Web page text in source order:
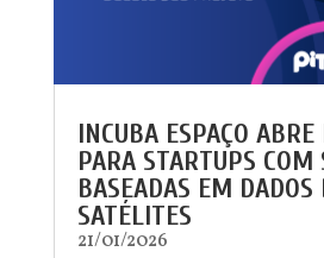
INCUBA ESPAÇO ABRE
PARA STARTUPS COM
BASEADAS EM DADOS
SATÉLITES
21/01/2026